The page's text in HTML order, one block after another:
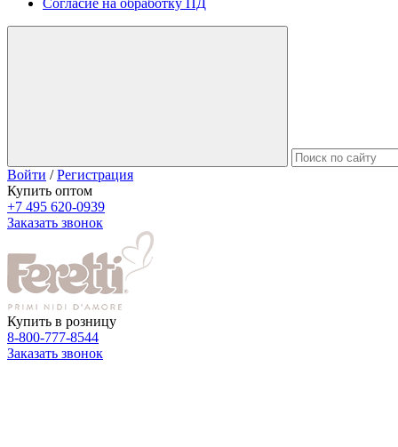
Согласие на обработку ПД
Войти /Регистрация
Купить оптом
+7 495 620-0939
Заказать звонок
Купить в розницу
8-800-777-8544
Заказать звонок